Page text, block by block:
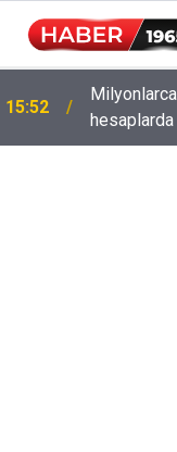
15:52
hesaplarda